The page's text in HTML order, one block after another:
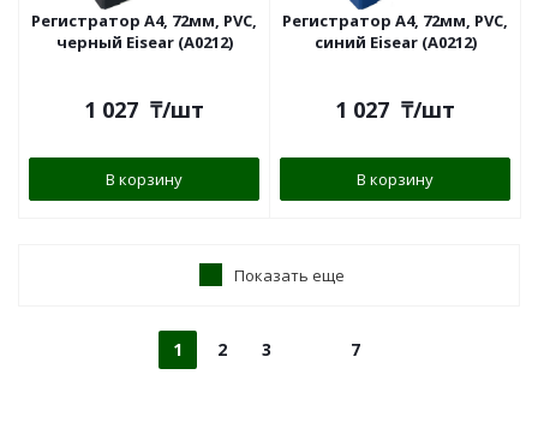
Регистратор A4, 72мм, PVC,
черный Eisear (A0212)
1 027 ₸/шт
В корзину
Регистратор A4, 72мм, PVC,
синий Eisear (A0212)
1 027 ₸/шт
В корзину
Показать еще
1 2 3 7